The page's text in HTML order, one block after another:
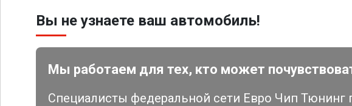
Вы не узнаете ваш автомобиль!
Мы работаем для тех, кто может
Специалисты федеральной сети Евро Чип